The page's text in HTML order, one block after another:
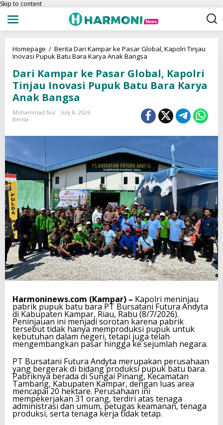
Skip to content
Homepage / Berita Dari Kampar ke Pasar Global, Kapolri Tinjau
Inovasi Pupuk Batu Bara Karya Anak Bangsa
Dari Kampar ke Pasar Global, Kapolri
Tinjau Inovasi Pupuk Batu Bara Karya
Anak Bangsa
Mohammad Nur
July 8, 2026
Berita
Harmoninews.com (Kampar) – Kapolri meninjau
pabrik pupuk batu bara PT Bursatani Futura Andyta
di Kabupaten Kampar, Riau, Rabu (8/7/2026).
Peninjauan ini menjadi sorotan karena pabrik
tersebut tidak hanya memproduksi pupuk untuk
kebutuhan dalam negeri, tetapi juga telah
mengembangkan pasar hingga ke sejumlah negara.
PT Bursatani Futura Andyta merupakan perusahaan
yang bergerak di bidang produksi pupuk batu bara.
Pabriknya berada di Sungai Pinang, Kecamatan
Tambang, Kabupaten Kampar, dengan luas area
mencapai 20 hektare. Perusahaan ini
mempekerjakan 31 orang, terdiri atas tenaga
administrasi dan umum, petugas keamanan, tenaga
produksi, serta tenaga kerja tidak tetap.